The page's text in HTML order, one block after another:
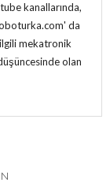
kanallarında,
da
mekatronik
olan